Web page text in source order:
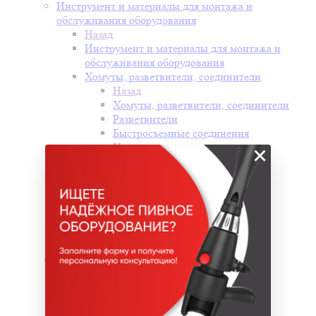
Инструмент и материалы для монтажа и
обслуживания оборудования
Назад
Инструмент и материалы для монтажа и
обслуживания оборудования
Хомуты, разветвители, соединители
Назад
Хомуты, разветвители, соединители
Разветвители
Быстросъемные соединения
Хомуты
Промывочные кеги и комплектующие
Клещи для зажима хомутов
Резаки для шланга
Щетки для чистки
Изолента
Теплоизоляция
Ключи для монтажа и обслуживания
Пивопровод
×